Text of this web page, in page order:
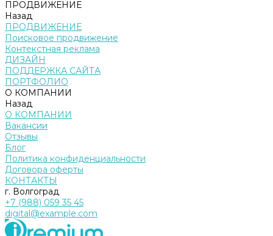
ПРОДВИЖЕНИЕ
Назад
ПРОДВИЖЕНИЕ
Поисковое продвижение
Контекстная реклама
ДИЗАЙН
ПОДДЕРЖКА САЙТА
ПОРТФОЛИО
О КОМПАНИИ
Назад
О КОМПАНИИ
Вакансии
Отзывы
Блог
Политика конфиденциальности
Договора оферты
КОНТАКТЫ
г. Волгоград
+7 (988) 059 35 45
digital@example.com